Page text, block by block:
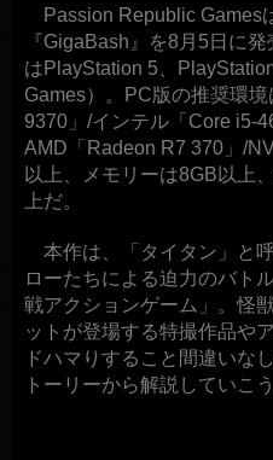
Passion Republic Games
『GigaBash』を8月5日に
はPlayStation 5、
Games）。PC版の推奨環
9370」/インテル「Core i5-
AMD「Radeon R7 370」/
以上、メモリーは8GB以上
上だ。
本作は、「タイタン」と
ローたちによる迫力のバト
戦アクションゲーム」。怪
ットが登場する特撮作品や
ドハマりすること間違いな
トーリーから解説していこう